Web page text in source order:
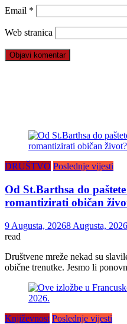
Email *
Web stranica
DRUŠTVO Poslednje vijesti
Od St.Barthsa do
romantizirati običan
9 Augusta, 20268 Augusta, 2026
read
Društvene mreže nekad su
obične trenutke. Jesmo li
Književnost Poslednje vijesti